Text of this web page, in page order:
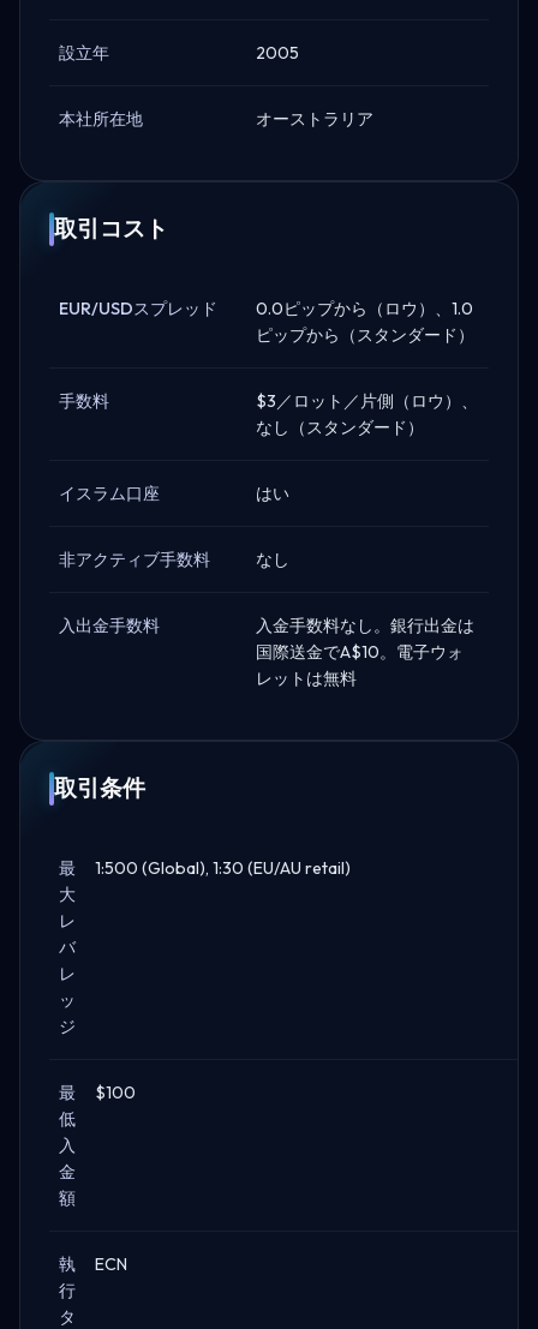
設立年 2005
本社所在地 オーストラリア
取引コスト
EUR/USDスプレッド
0.0ピップから（ロウ）、1.0
ピップから（スタンダード）
手数料
$3／ロット／片側（ロウ）、
なし（スタンダード）
イスラム口座 はい
非アクティブ手数料 なし
入出金手数料
入金手数料なし。銀行出金は
国際送金でA$10。電子ウォ
レットは無料
取引条件
最
大
レ
バ
レ
ッ
ジ
1:500 (Global), 1:30 (EU/AU retail)
最
低
入
金
額
$100
執
行
タ
ECN